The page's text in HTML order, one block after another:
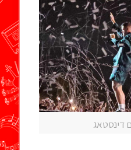
דינסטאג